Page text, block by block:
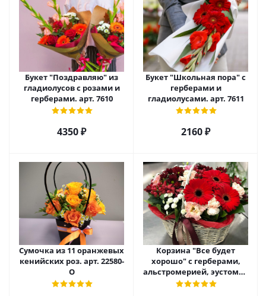
Букет "Поздравляю" из
гладиолусов с розами и
герберами. арт. 7610
4350 ₽
Букет "Школьная пора" с
герберами и
гладиолусами. арт. 7611
2160 ₽
Сумочка из 11 оранжевых
кенийских роз. арт. 22580-
О
Корзина "Все будет
хорошо" с герберами,
альстромерией, эустомой
и хризантемой арт. 22461